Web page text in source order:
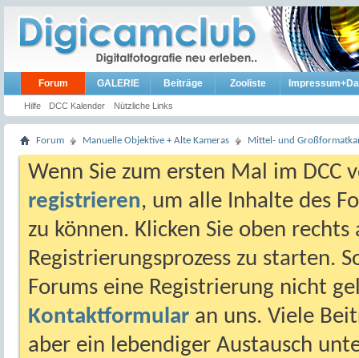
Forum
Hilfe DCC Kalender Nützliche Links
GALERIE Beiträge Zooliste
Forum Manuelle Objektive + Alte Kameras Mittel- und
Wenn Sie zum ersten Mal im DCC
registrieren, um alle Inhalte des
zu können. Klicken Sie oben
Registrierungsprozess zu starten.
Forums eine Registrierung nicht
Kontaktformular an uns. Viele
aber ein lebendiger Austausch